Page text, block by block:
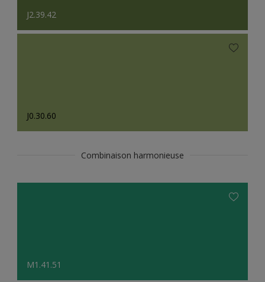
J2.39.42
J0.30.60
Combinaison harmonieuse
M1.41.51